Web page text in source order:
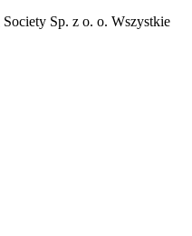
Sp. z o. o. Wszystkie